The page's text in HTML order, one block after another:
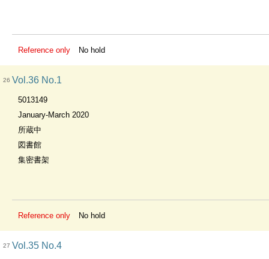
Reference only No hold
26 Vol.36 No.1
5013149
January-March 2020
所蔵中
図書館
集密書架
Reference only No hold
27 Vol.35 No.4